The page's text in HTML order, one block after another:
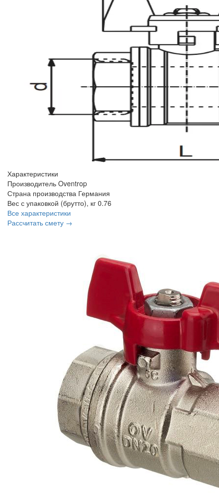
Характеристики
Производитель Oventrop
Страна производства Германия
Вес с упаковкой (брутто), кг 0.76
Все характеристики
Рассчитать смету →